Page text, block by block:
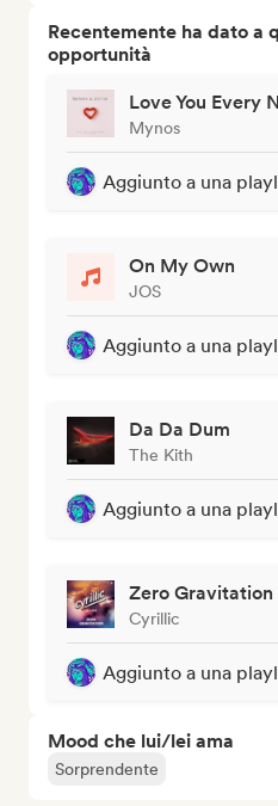
Recentemente ha dato a
opportunità
Love You Every
Mynos
Aggiunto a una
On My Own
JOS
Aggiunto a una
Da Da Dum
The Kith
Aggiunto a una
Zero Gravitation
Cyrillic
Aggiunto a una
Mood che lui/lei ama
Sorprendente